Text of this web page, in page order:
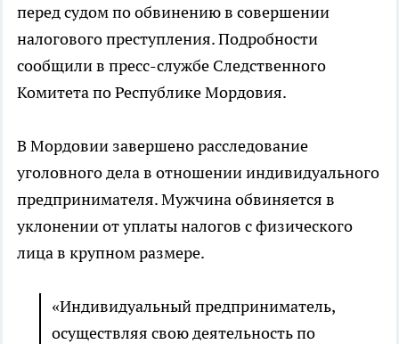
перед судом по обвинению в совершении
налогового преступления. Подробности
сообщили в пресс-службе Следственного
Комитета по Республике Мордовия.
В Мордовии завершено расследование
уголовного дела в отношении индивидуального
предпринимателя. Мужчина обвиняется в
уклонении от уплаты налогов с физического
лица в крупном размере.
«Индивидуальный предприниматель,
осуществляя свою деятельность по